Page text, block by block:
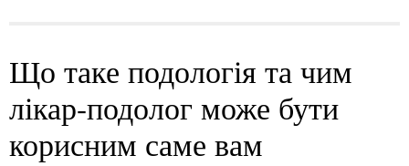
Що таке подологія та чим
лікар-подолог може бути
корисним саме вам